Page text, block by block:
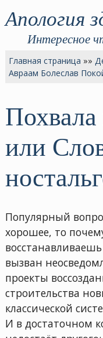
Апология
Интересное
Главная страница »»
Авраам Болеслав
или
Популярный
хорошее, то
вызван
проекты
строительства
классической
И в достаточном